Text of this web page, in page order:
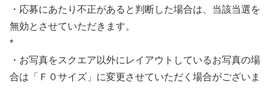
・応募にあたり不正があると判断した場合は、当該当選を
無効とさせていただきます。
*
・お写真をスクエア以外にレイアウトしているお写真の場
合は「Ｆ０サイズ」に変更させていただく場合がございま